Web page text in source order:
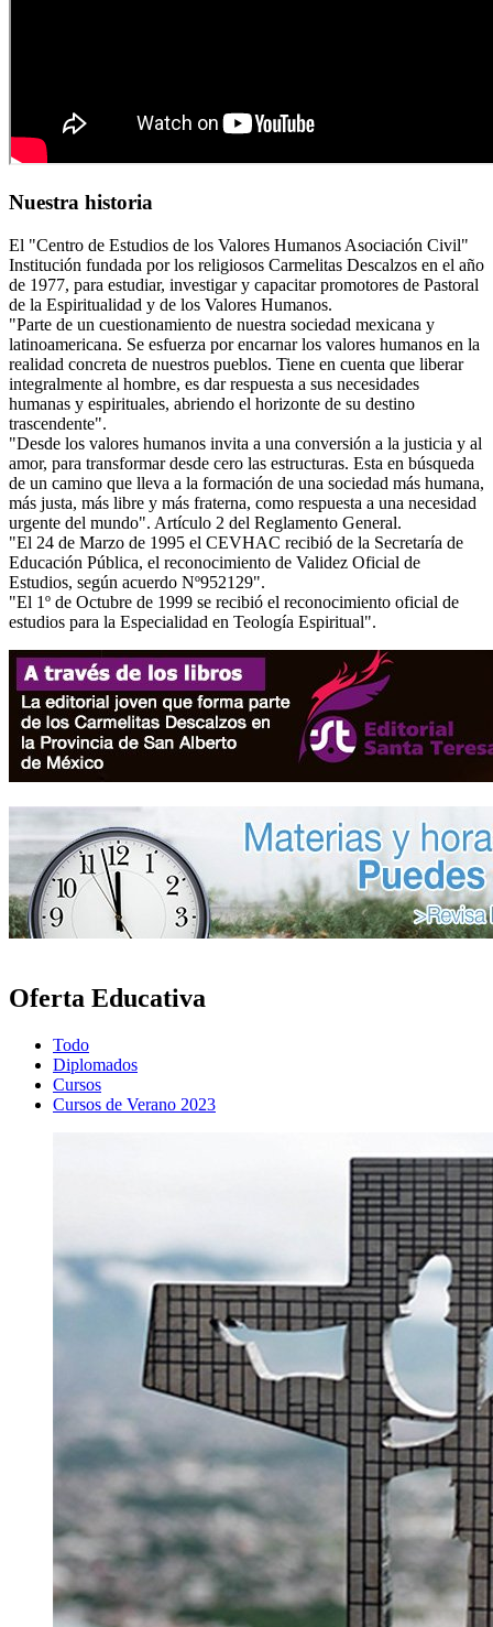
Nuestra historia
El "Centro de Estudios de los Valores Humanos Asociación Civil"
Institución fundada por los religiosos Carmelitas Descalzos en el año
de 1977, para estudiar, investigar y capacitar promotores de Pastoral
de la Espiritualidad y de los Valores Humanos.
"Parte de un cuestionamiento de nuestra sociedad mexicana y
latinoamericana. Se esfuerza por encarnar los valores humanos en la
realidad concreta de nuestros pueblos. Tiene en cuenta que liberar
integralmente al hombre, es dar respuesta a sus necesidades
humanas y espirituales, abriendo el horizonte de su destino
trascendente".
"Desde los valores humanos invita a una conversión a la justicia y al
amor, para transformar desde cero las estructuras. Esta en búsqueda
de un camino que lleva a la formación de una sociedad más humana,
más justa, más libre y más fraterna, como respuesta a una necesidad
urgente del mundo". Artículo 2 del Reglamento General.
"El 24 de Marzo de 1995 el CEVHAC recibió de la Secretaría de
Educación Pública, el reconocimiento de Validez Oficial de
Estudios, según acuerdo Nº952129".
"El 1º de Octubre de 1999 se recibió el reconocimiento oficial de
estudios para la Especialidad en Teología Espiritual".
Oferta Educativa
Todo
Diplomados
Cursos
Cursos de Verano 2023